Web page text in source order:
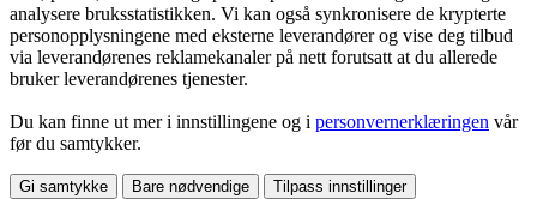
analysere bruksstatistikken. Vi kan også synkronisere de krypterte
personopplysningene med eksterne leverandører og vise deg tilbud
via leverandørenes reklamekanaler på nett forutsatt at du allerede
bruker leverandørenes tjenester.
Du kan finne ut mer i innstillingene og i personvernerklæringen vår
før du samtykker.
Gi samtykke Bare nødvendige Tilpass innstillinger